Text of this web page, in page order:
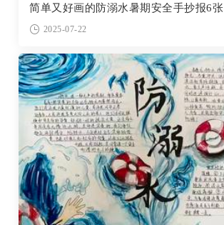
简单又好画的防溺水暑期安全手抄报6张
2025-07-22